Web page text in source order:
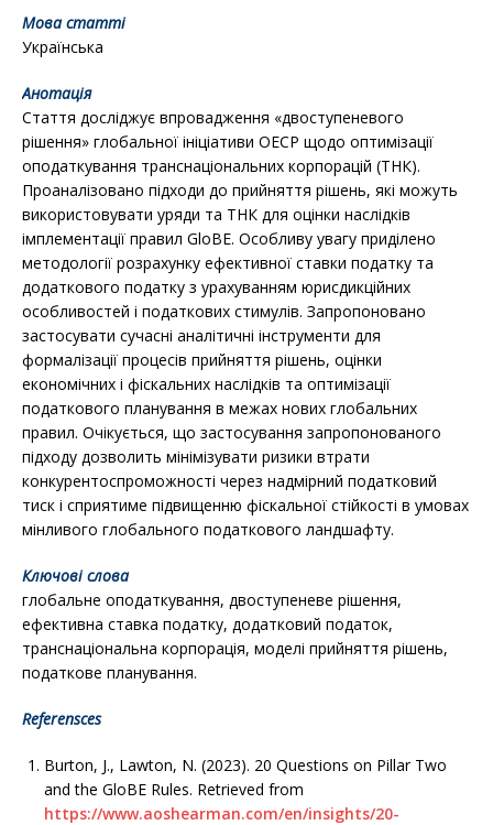
Мова статті
Українська
Анотація
Стаття досліджує впровадження «двоступеневого
рішення» глобальної ініціативи ОЕСР щодо оптимізації
оподаткування транснаціональних корпорацій (ТНК).
Проаналізовано підходи до прийняття рішень, які можуть
використовувати уряди та ТНК для оцінки наслідків
імплементації правил GloBE. Особливу увагу приділено
методології розрахунку ефективної ставки податку та
додаткового податку з урахуванням юрисдикційних
особливостей і податкових стимулів. Запропоновано
застосувати сучасні аналітичні інструменти для
формалізації процесів прийняття рішень, оцінки
економічних і фіскальних наслідків та оптимізації
податкового планування в межах нових глобальних
правил. Очікується, що застосування запропонованого
підходу дозволить мінімізувати ризики втрати
конкурентоспроможності через надмірний податковий
тиск і сприятиме підвищенню фіскальної стійкості в умовах
мінливого глобального податкового ландшафту.
Ключові слова
глобальне оподаткування, двоступеневе рішення,
ефективна ставка податку, додатковий податок,
транснаціональна корпорація, моделі прийняття рішень,
податкове планування.
Referensces
Burton, J., Lawton, N. (2023). 20 Questions on Pillar Two
and the GloBE Rules. Retrieved from
https://www.aoshearman.com/en/insights/20-